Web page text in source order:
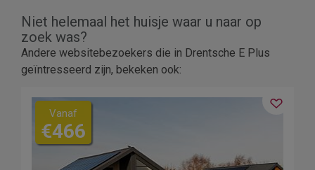
Niet helemaal het huisje waar u naar op
zoek was?
Andere websitebezoekers die in Drentsche E Plus
geïntresseerd zijn, bekeken ook:
Vanaf
€466